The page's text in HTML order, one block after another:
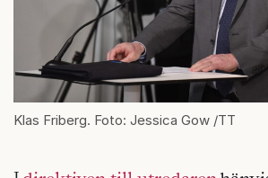
Klas Friberg. Foto: Jessica Gow /TT